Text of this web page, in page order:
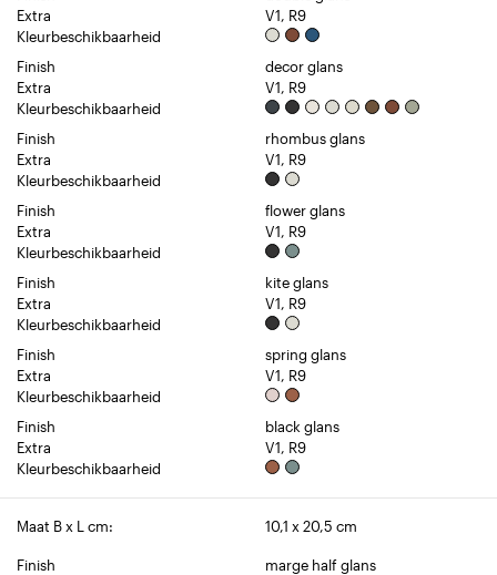
Extra
V1, R9
Kleurbeschikbaarheid
Finish
decor glans
Extra
V1, R9
Kleurbeschikbaarheid
Finish
rhombus glans
Extra
V1, R9
Kleurbeschikbaarheid
Finish
flower glans
Extra
V1, R9
Kleurbeschikbaarheid
Finish
kite glans
Extra
V1, R9
Kleurbeschikbaarheid
Finish
spring glans
Extra
V1, R9
Kleurbeschikbaarheid
Finish
black glans
Extra
V1, R9
Kleurbeschikbaarheid
Maat B x L cm: 10,1 x 20,5 cm
Finish
marge half glans